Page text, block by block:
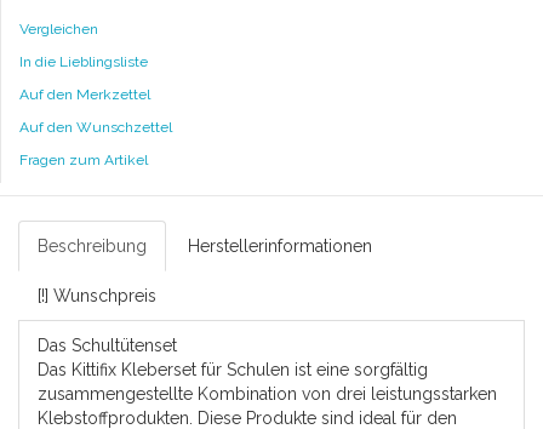
Vergleichen
In die Lieblingsliste
Auf den Merkzettel
Auf den Wunschzettel
Fragen zum Artikel
Beschreibung Herstellerinformationen
[!] Wunschpreis
Das Schultütenset
Das Kittifix Kleberset für Schulen ist eine sorgfältig
zusammengestellte Kombination von drei leistungsstarken
Klebstoffprodukten. Diese Produkte sind ideal für den